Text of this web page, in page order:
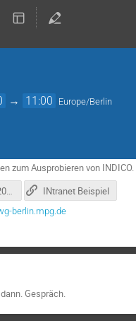
→ 11:00 Europe/Berlin
zum Ausprobieren von INDICO.
Bildschirm­foto 2024-02-27 um 12.37.51.png
INtranet Beispiel
berlin.mpg.de
Gespräch.